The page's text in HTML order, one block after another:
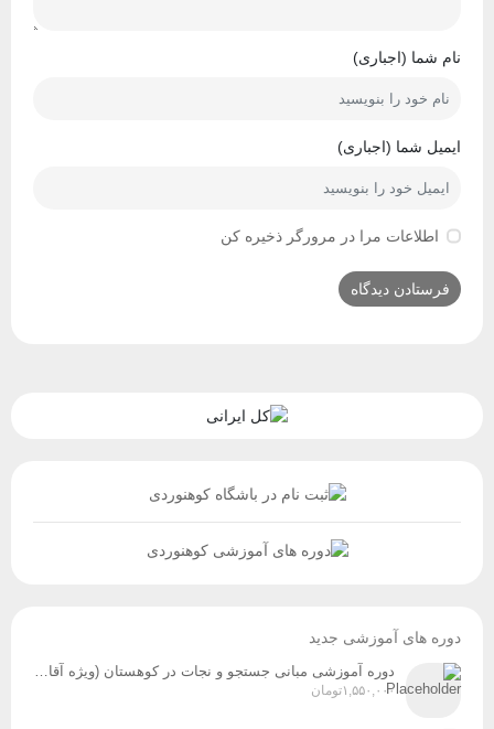
نام شما (اجباری)
ایمیل شما (اجباری)
اطلاعات مرا در مرورگر ذخیره کن
دوره های آموزشی جدید
دوره آموزشی مبانی جستجو و نجات در کوهستان (ویژه آقایان و بانوان) زمان برگزاری: پنج‌شنبه و جمعه، ۸ و ۹ مردادماه
تومان ۱,۵۵۰,۰۰۰